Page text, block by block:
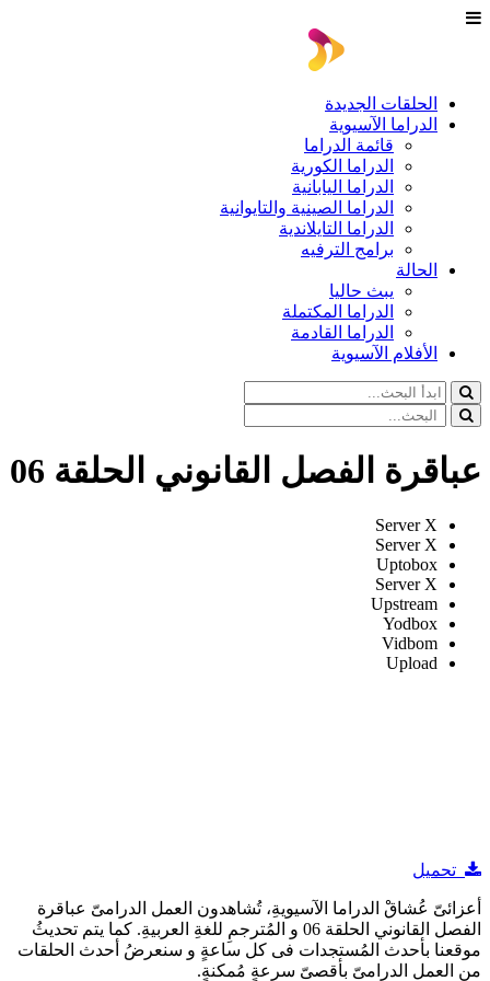
الحلقات الجديدة
الدراما الآسيوية
قائمة الدراما
الدراما الكورية
الدراما اليابانية
الدراما الصينية والتايوانية
الدراما التايلاندية
برامج الترفيه
الحالة
يبث حاليا
الدراما المكتملة
الدراما القادمة
الأفلام الآسيوية
عباقرة الفصل القانوني الحلقة 06
Server X
Server X
Uptobox
Server X
Upstream
Yodbox
Vidbom
Upload
تحميل
أعزائىّ عُشاقْ الدراما الآسيويةِ، تُشاهدون العمل الدرامىّ عباقرة
الفصل القانوني الحلقة 06 و المُترجمِ للغةِ العربيةِ. كما يتم تحديثُ
موقعنا بأحدث المُستجدات فى كل ساعةٍ و سنعرضُ أحدث الحلقات
من العمل الدرامىّ بأقصىّ سرعةٍ مُمكنةٍ.